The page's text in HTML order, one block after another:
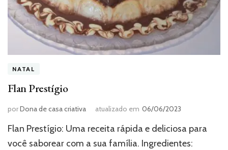
NATAL
Flan Prestígio
porDona de casa criativa atualizado em 06/06/2023
Flan Prestígio: Uma receita rápida e deliciosa para
você saborear com a sua família. Ingredientes: